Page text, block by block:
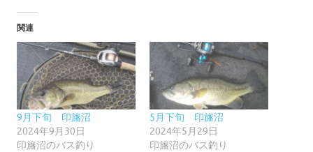
関連
9月下旬 印旛沼
2024年9月30日
印旛沼のバス釣り
5月下旬 印旛沼
2024年5月29日
印旛沼のバス釣り